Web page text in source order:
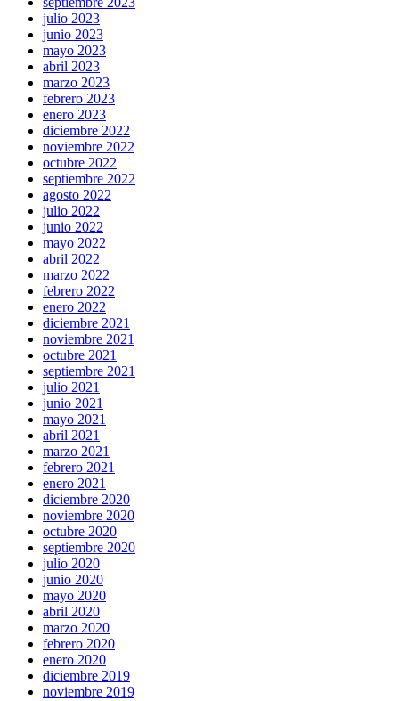
julio 2023
junio 2023
mayo 2023
abril 2023
marzo 2023
febrero 2023
enero 2023
diciembre 2022
noviembre 2022
octubre 2022
septiembre 2022
agosto 2022
julio 2022
junio 2022
mayo 2022
abril 2022
marzo 2022
febrero 2022
enero 2022
diciembre 2021
noviembre 2021
octubre 2021
septiembre 2021
julio 2021
junio 2021
mayo 2021
abril 2021
marzo 2021
febrero 2021
enero 2021
diciembre 2020
noviembre 2020
octubre 2020
septiembre 2020
julio 2020
junio 2020
mayo 2020
abril 2020
marzo 2020
febrero 2020
enero 2020
diciembre 2019
noviembre 2019